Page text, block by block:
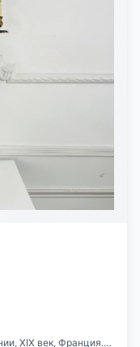
ХIХ век, Франция.